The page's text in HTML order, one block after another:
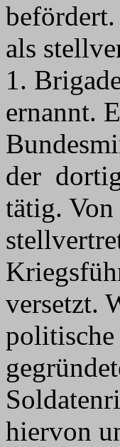
als
1.
ernannt.
der
tätig.
versetzt.
hiervon